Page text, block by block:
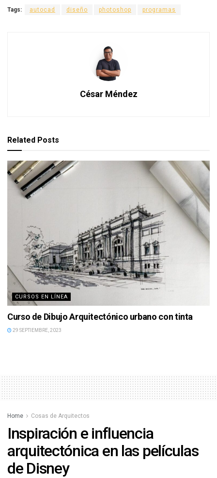
Tags: autocad diseño photoshop programas
César Méndez
Related Posts
CURSOS EN LÍNEA
Curso de Dibujo Arquitectónico urbano con tinta
29 SEPTIEMBRE, 2023
Home Cosas de Arquitectos
Inspiración e influencia
arquitectónica en las películas
de Disney